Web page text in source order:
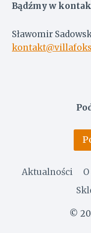
Bądźmy w
Sławomir
Aktualności
©